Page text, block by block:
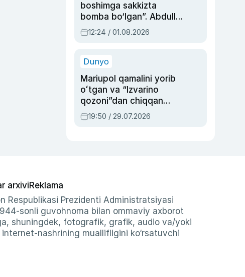
boshimga sakkizta
bomba bo‘lgan”. Abdulla
Oripovni siyosiy
ayblovlardan asrab
12:24 / 01.08.2026
Dunyo
Mariupol qamalini yorib
oʻtgan va “Izvarino
qozoni”dan chiqqan
qahramon — Ukraina
armiyasi bosh
19:50 / 29.07.2026
arxiviReklama
Respublikasi Prezidenti Administratsiyasi
sonli guvohnoma bilan ommaviy axborot
shuningdek, fotografik, grafik, audio va/yoki
nashrining muallifligini ko‘rsatuvchi